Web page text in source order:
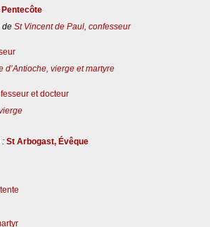
de St Vincent de Paul, confesseur
d’Antioche, vierge et martyre
et docteur
: St Arbogast, Évêque